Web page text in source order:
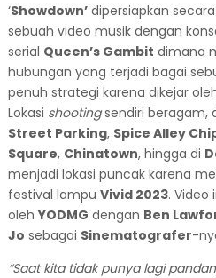
‘Showdown’dipersiapkan
sebuah video musik dengan
serial Queen’s Gambit dimana
hubungan yang terjadi bagai
penuh strategi karena dikejar
Lokasi shootingsendiri beragam,
Street Parking, Spice Alley
Square, Chinatown, hingga di
menjadi lokasi puncak karena
festival lampu Vivid 2023. Video
olehYODMG dengan Ben
Jo sebagai Sinematografer-
“Saat kita tidak punya lagi